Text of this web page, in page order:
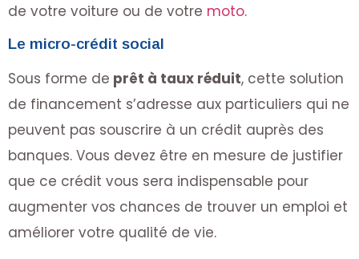
de votre voiture ou de votre moto.
Le micro-crédit social
Sous forme de prêt à taux réduit, cette solution
de financement s’adresse aux particuliers qui ne
peuvent pas souscrire à un crédit auprès des
banques. Vous devez être en mesure de justifier
que ce crédit vous sera indispensable pour
augmenter vos chances de trouver un emploi et
améliorer votre qualité de vie.